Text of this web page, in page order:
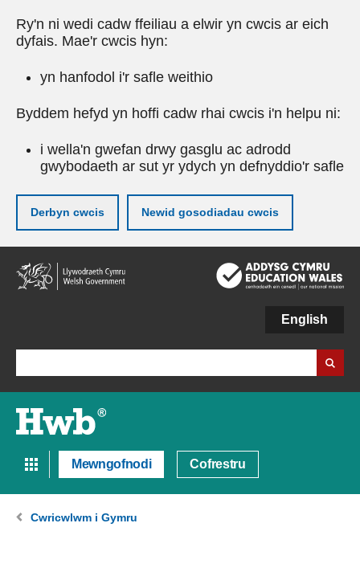
Ry'n ni wedi cadw ffeiliau a elwir yn cwcis ar eich
dyfais. Mae'r cwcis hyn:
yn hanfodol i'r safle weithio
Byddem hefyd yn hoffi cadw rhai cwcis i'n helpu ni:
i wella'n gwefan drwy gasglu ac adrodd
gwybodaeth ar sut yr ydych yn defnyddio'r safle
Derbyn cwcis Newid gosodiadau cwcis
Neidio
i'r
prif
English
Mewngofnodi Cofrestru
Cwricwlwm i Gymru